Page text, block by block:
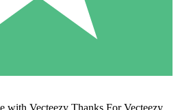
with Vecteezy Thanks For Vecteezy